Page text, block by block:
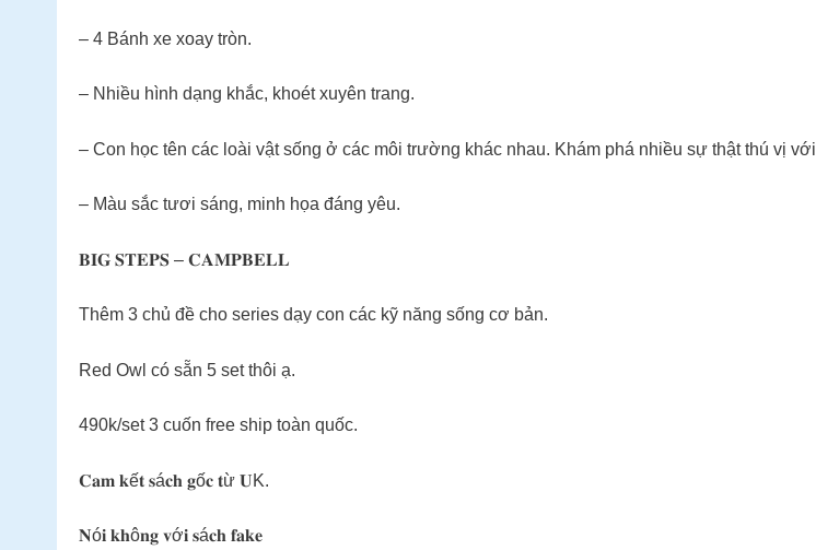
– 4 Bánh xe xoay tròn.
– Nhiều hình dạng khắc, khoét xuyên trang.
– Con học tên các loài vật sống ở các môi trường khác nhau. Khám phá nhiều sự thật thú vị
– Màu sắc tươi sáng, minh họa đáng yêu.
𝐁𝐈𝐆 𝐒𝐓𝐄𝐏𝐒 – 𝐂𝐀𝐌𝐏𝐁𝐄𝐋𝐋
Thêm 3 chủ đề cho series dạy con các kỹ năng sống cơ bản.
Red Owl có sẵn 5 set thôi ạ.
490k/set 3 cuốn free ship toàn quốc.
𝐂𝐚𝐦 𝐤ế𝐭 𝐬á𝐜𝐡 𝐠ố𝐜 𝐭ừ 𝐔K.
𝐍ó𝐢 𝐤𝐡ô𝐧𝐠 𝐯ớ𝐢 𝐬á𝐜𝐡 𝐟𝐚𝐤𝐞